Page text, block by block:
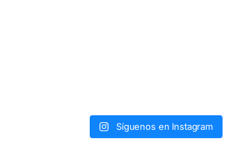
Síguenos en Instagram